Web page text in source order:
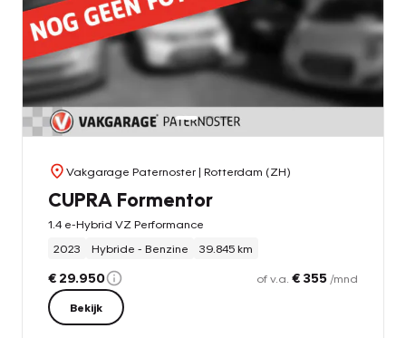
Vakgarage Paternoster| Rotterdam (ZH)
CUPRA Formentor
1.4 e-Hybrid VZ Performance
2023
Hybride - Benzine 39.845 km
€ 29.950 of v.a. € 355 /mnd
Bekijk